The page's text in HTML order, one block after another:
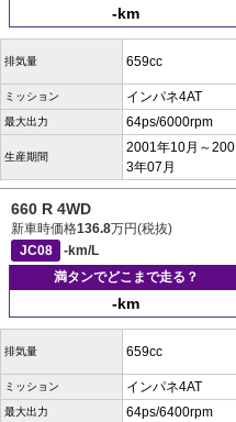
-km
排気量 659cc
ミッション インパネ4AT
最大出力 64ps/6000rpm
生産期間
2001年10月～200
3年07月
660 R 4WD
新車時価格136.8万円(税抜)
JC08
-km/L
満タンでどこまで走る？
-km
排気量 659cc
ミッション インパネ4AT
最大出力 64ps/6400rpm